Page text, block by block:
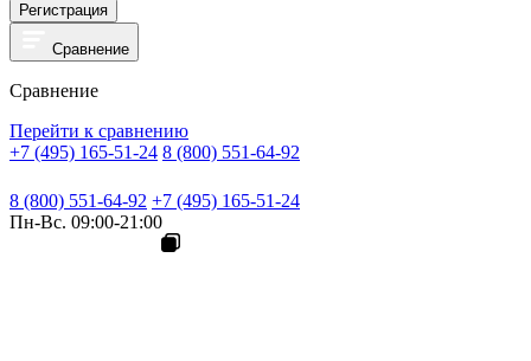
Регистрация
Сравнение
Сравнение
Перейти к сравнению
+7 (495) 165-51-24 8 (800) 551-64-92
8 (800) 551-64-92 +7 (495) 165-51-24
Пн-Вс. 09:00-21:00